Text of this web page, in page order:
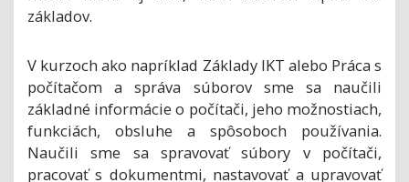
základov.
V kurzoch ako napríklad Základy IKT alebo Práca s
počítačom a správa súborov sme sa naučili
základné informácie o počítači, jeho možnostiach,
funkciách, obsluhe a spôsoboch používania.
Naučili sme sa spravovať súbory v počítači,
pracovať s dokumentmi, nastavovať a upravovať